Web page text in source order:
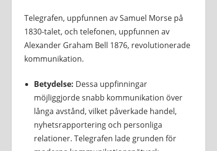
Telegrafen, uppfunnen av Samuel Morse på
1830-talet, och telefonen, uppfunnen av
Alexander Graham Bell 1876, revolutionerade
kommunikation.
Betydelse: Dessa uppfinningar
möjliggjorde snabb kommunikation över
långa avstånd, vilket påverkade handel,
nyhetsrapportering och personliga
relationer. Telegrafen lade grunden för